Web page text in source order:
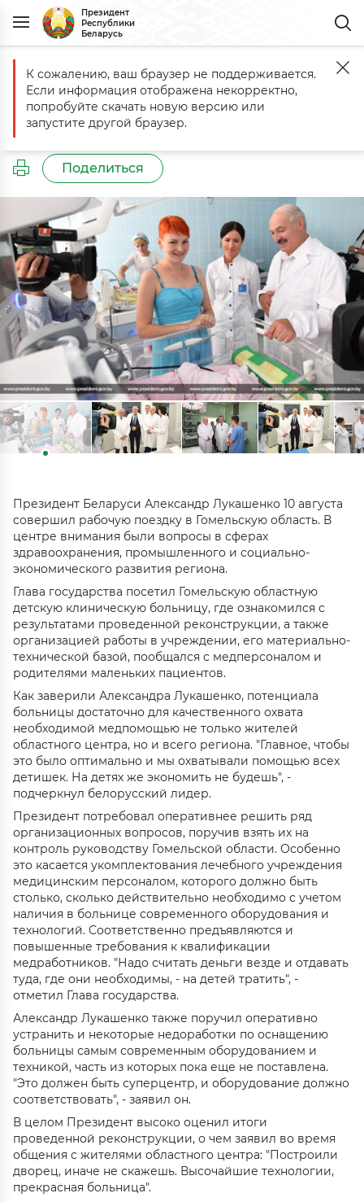
Президент
Республики
Беларусь
Главная События Рабочая поездка в Гомель
Рабочая поездка в Гомель
10 августа 2018 г.
Поделиться
Президент Беларуси Александр Лукашенко 10 августа
совершил рабочую поездку в Гомельскую область. В
центре внимания были вопросы в сферах
здравоохранения, промышленного и социально-
экономического развития региона.
Глава государства посетил Гомельскую областную
детскую клиническую больницу, где ознакомился с
результатами проведенной реконструкции, а также
организацией работы в учреждении, его материально-
технической базой, пообщался с медперсоналом и
родителями маленьких пациентов.
Как заверили Александра Лукашенко, потенциала
больницы достаточно для качественного охвата
необходимой медпомощью не только жителей
областного центра, но и всего региона. "Главное, чтобы
это было оптимально и мы охватывали помощью всех
детишек. На детях же экономить не будешь", -
подчеркнул белорусский лидер.
Президент потребовал оперативнее решить ряд
организационных вопросов, поручив взять их на
контроль руководству Гомельской области. Особенно
это касается укомплектования лечебного учреждения
медицинским персоналом, которого должно быть
столько, сколько действительно необходимо с учетом
наличия в больнице современного оборудования и
технологий. Соответственно предъявляются и
повышенные требования к квалификации
медработников. "Надо считать деньги везде и отдавать
туда, где они необходимы, - на детей тратить", -
отметил Глава государства.
Александр Лукашенко также поручил оперативно
устранить и некоторые недоработки по оснащению
больницы самым современным оборудованием и
техникой, часть из которых пока еще не поставлена.
"Это должен быть суперцентр, и оборудование должно
соответствовать", - заявил он.
В целом Президент высоко оценил итоги
проведенной реконструкции, о чем заявил во время
общения с жителями областного центра: "Построили
дворец, иначе не скажешь. Высочайшие технологии,
прекрасная больница".
К сожалению, ваш браузер не поддерживается.
Если информация отображена некорректно,
попробуйте скачать новую версию или
запустите другой браузер.